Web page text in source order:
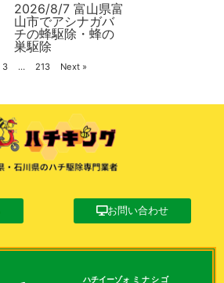
2026/8/7 富山県富
山市でアシナガバ
チの蜂駆除・蜂の
巣駆除
3 … 213 Next »
お問い合わせ
ハチイーゾォ ミナシゴ